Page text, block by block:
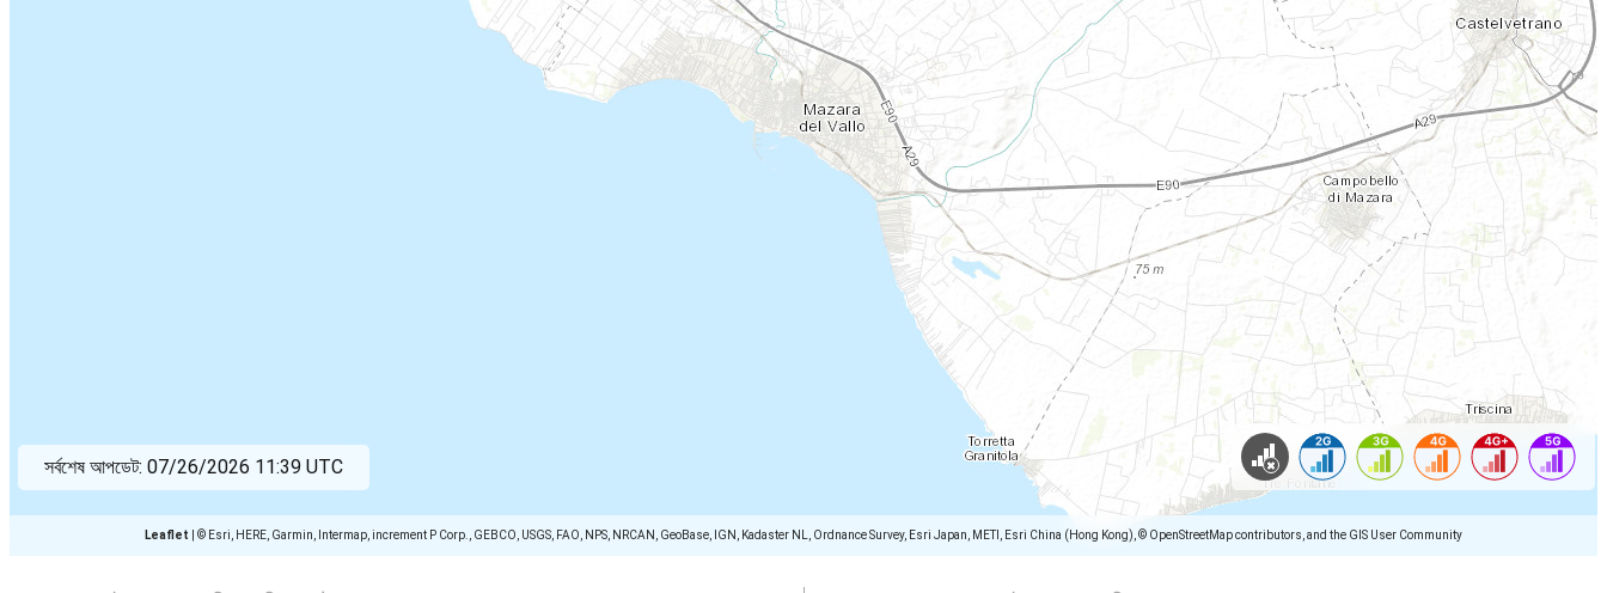
Leaflet © Esri, HERE, Garmin, Intermap, increment P Corp., GEBCO, USGS, FAO, NPS, NRCAN, GeoBase, IGN, Kadaster NL, Ordnance Survey, Esri Japan, METI, Esri China (Hong Kong), © OpenStreetMap contributors, and the GIS User Community
সর্বশেষ আপডেট: 07/26/2026 11:39 UTC